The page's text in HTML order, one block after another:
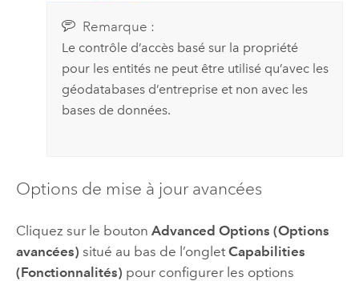
Remarque :
Le contrôle d’accès basé sur la propriété
pour les entités ne peut être utilisé qu’avec les
géodatabases d’entreprise et non avec les
bases de données.
Options de mise à jour avancées
Cliquez sur le bouton Advanced Options (Options
avancées) situé au bas de l’onglet Capabilities
(Fonctionnalités) pour configurer les options